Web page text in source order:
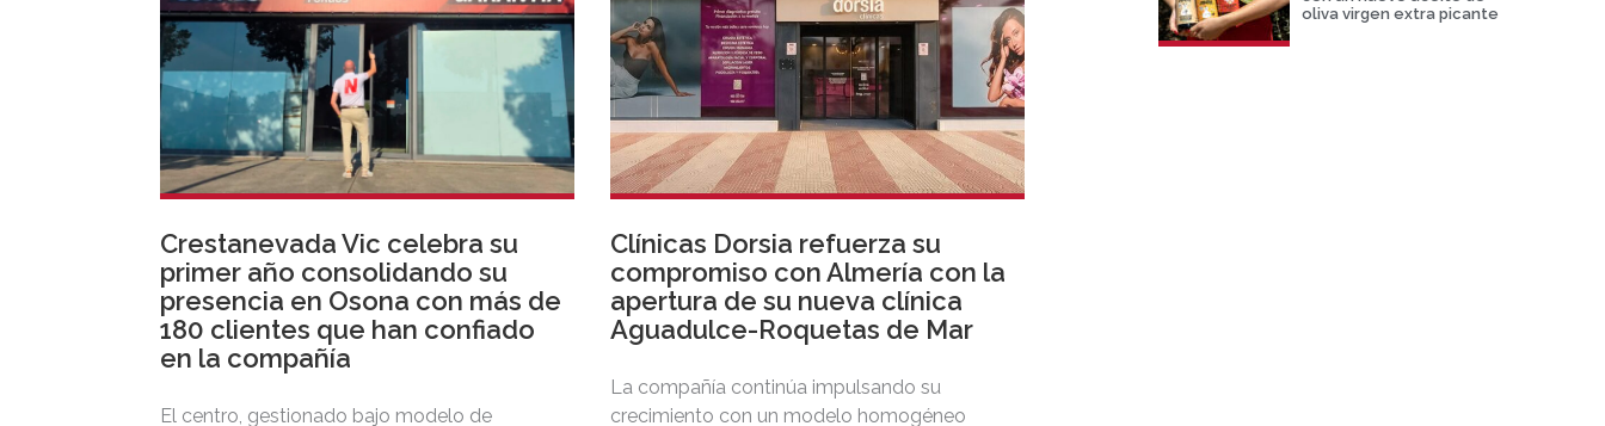
Crestanevada Vic celebra su
primer año consolidando su
presencia en Osona con más de
180 clientes que han confiado
en la compañía
El centro, gestionado bajo modelo de
Clínicas Dorsia refuerza su
compromiso con Almería con la
apertura de su nueva clínica
Aguadulce-Roquetas de Mar
La compañía continúa impulsando su
crecimiento con un modelo homogéneo
oliva virgen extra picante